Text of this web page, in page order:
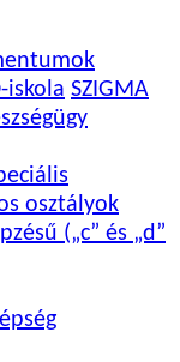
iskola SZIGMA
osztályok
(„c” és „d”